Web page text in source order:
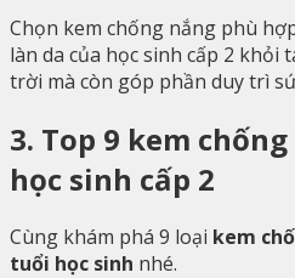
Chọn kem chống nắng phù
làn da của học sinh cấp 2 khỏi
trời mà còn góp phần duy trì
3. Top 9 kem
học sinh cấp 2
Cùng khám phá 9 loại kem
tuổi học sinh nhé.